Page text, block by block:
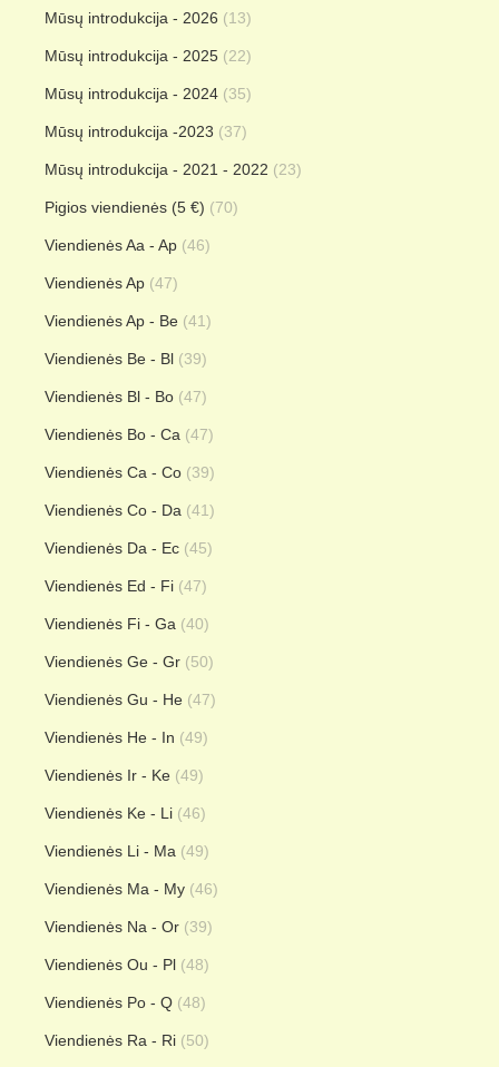
Mūsų introdukcija - 2026 (13)
Mūsų introdukcija - 2025 (22)
Mūsų introdukcija - 2024 (35)
Mūsų introdukcija -2023 (37)
Mūsų introdukcija - 2021 - 2022 (23)
Pigios viendienės (5 €) (70)
Viendienės Aa - Ap (46)
Viendienės Ap (47)
Viendienės Ap - Be (41)
Viendienės Be - Bl (39)
Viendienės Bl - Bo (47)
Viendienės Bo - Ca (47)
Viendienės Ca - Co (39)
Viendienės Co - Da (41)
Viendienės Da - Ec (45)
Viendienės Ed - Fi (47)
Viendienės Fi - Ga (40)
Viendienės Ge - Gr (50)
Viendienės Gu - He (47)
Viendienės He - In (49)
Viendienės Ir - Ke (49)
Viendienės Ke - Li (46)
Viendienės Li - Ma (49)
Viendienės Ma - My (46)
Viendienės Na - Or (39)
Viendienės Ou - Pl (48)
Viendienės Po - Q (48)
Viendienės Ra - Ri (50)